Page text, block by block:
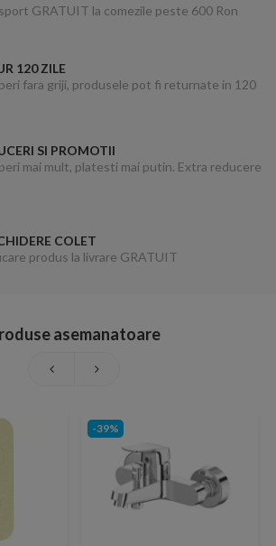
GRATUIT la comezile peste 600 Ron
120 ZILE
fara griji, produsele pot fi returnate in 120
SI PROMOTII
mai mult, platesti mai putin. Extra reducere
COLET
produs la livrare GRATUIT
asemanatoare
-39%